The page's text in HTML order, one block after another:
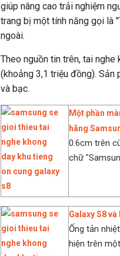
giúp nâng cao trải nghiệm
trang bị một tính năng gọi là
ngoài.
Theo nguồn tin trên, tai
(khoảng 3,1 triệu đồng). Sản
và bạc.
Một phần
hãng
0.6cm trên
chữ
Galaxy S8
Ống tản
hiện trên